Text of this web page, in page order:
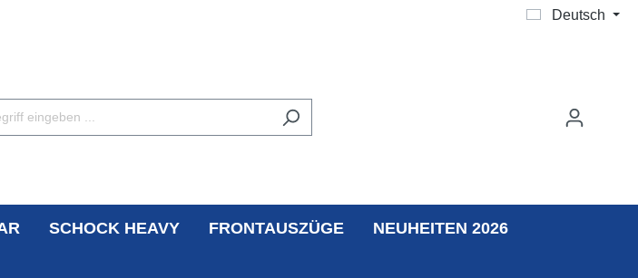
Deutsch
SCHOCK HEAVY FRONTAUSZÜGE NEUHEITEN 2026